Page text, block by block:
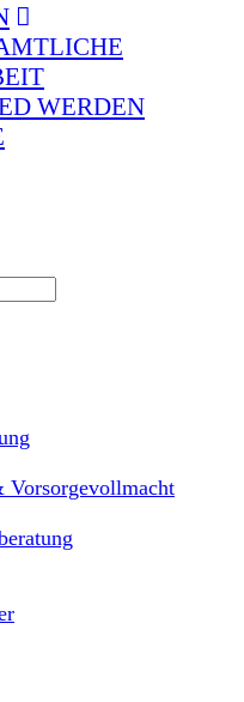
WERDEN
Vorsorgevollmacht